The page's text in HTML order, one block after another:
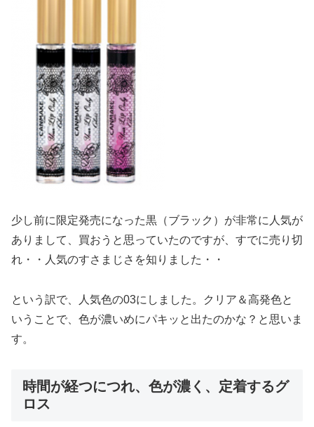
少し前に限定発売になった黒（ブラック）が非常に人気が
ありまして、買おうと思っていたのですが、すでに売り切
れ・・人気のすさまじさを知りました・・
という訳で、人気色の03にしました。クリア＆高発色と
いうことで、色が濃いめにパキッと出たのかな？と思いま
す。
時間が経つにつれ、色が濃く、定着するグ
ロス